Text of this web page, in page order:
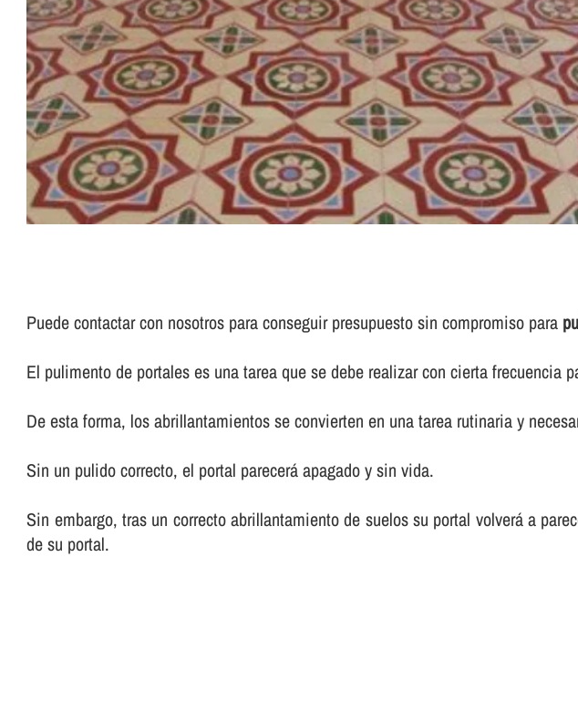
Puede contactar con nosotros para conseguir presupuesto sin compromiso para
El pulimento de portales es una tarea que se debe realizar con cierta frecuencia
De esta forma, los abrillantamientos se convierten en una tarea rutinaria y
Sin un pulido correcto, el portal parecerá apagado y sin vida.
Sin embargo, tras un correcto abrillantamiento de suelos su portal volverá a
de su portal.